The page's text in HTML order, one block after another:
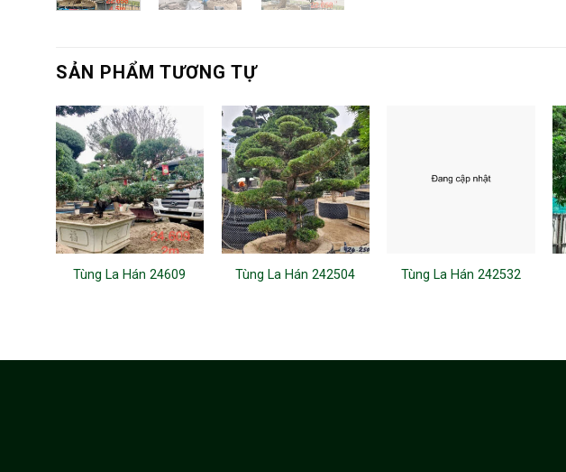
SẢN PHẨM TƯƠNG TỰ
Tùng La Hán 24609 Tùng La Hán 242504 Tùng La Hán 242532